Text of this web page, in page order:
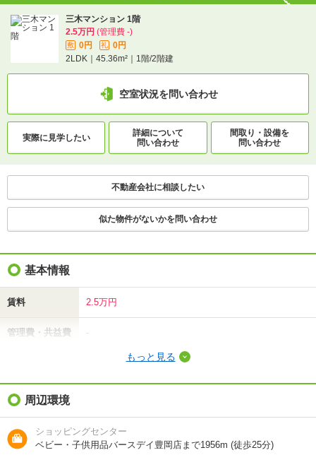
三木マンション 1階
2.5万円 (管理費 -)
敷 0円 礼
0円
2LDK｜45.36m²｜1階/2階建
空室状況を問い合わせ
実際に見学したい
詳細について
問い合わせ
間取り・設備を
問い合わせ
不動産会社に相談したい
似た物件がないかを問い合わせ
基本情報
賃料 2.5万円
管理費・共益費 -
礼金（敷引・償
却金）
間取り / 専有面
積
2LDK /45.36m²
もっと見る
周辺環境
ショッピングセンター
ベビー・子供用品バースデイ豊岡店まで1956m (徒歩25分)